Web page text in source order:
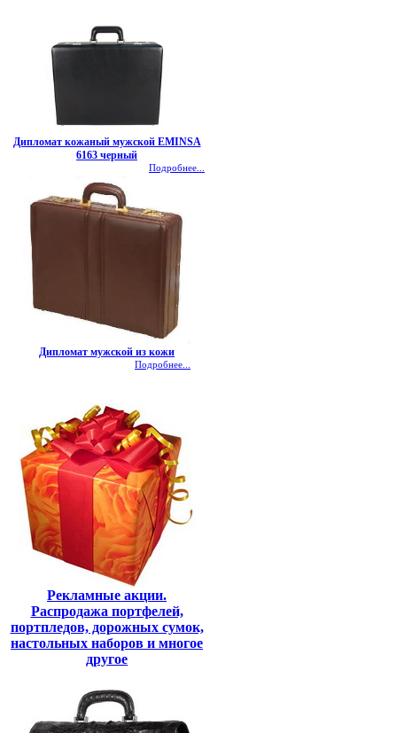
Дипломат кожаный мужской EMINSA
6163 черный
Подробнее...
Дипломат мужской из кожи
Подробнее...
Рекламные акции.
Распродажа портфелей,
портпледов, дорожных сумок,
настольных наборов и многое
другое